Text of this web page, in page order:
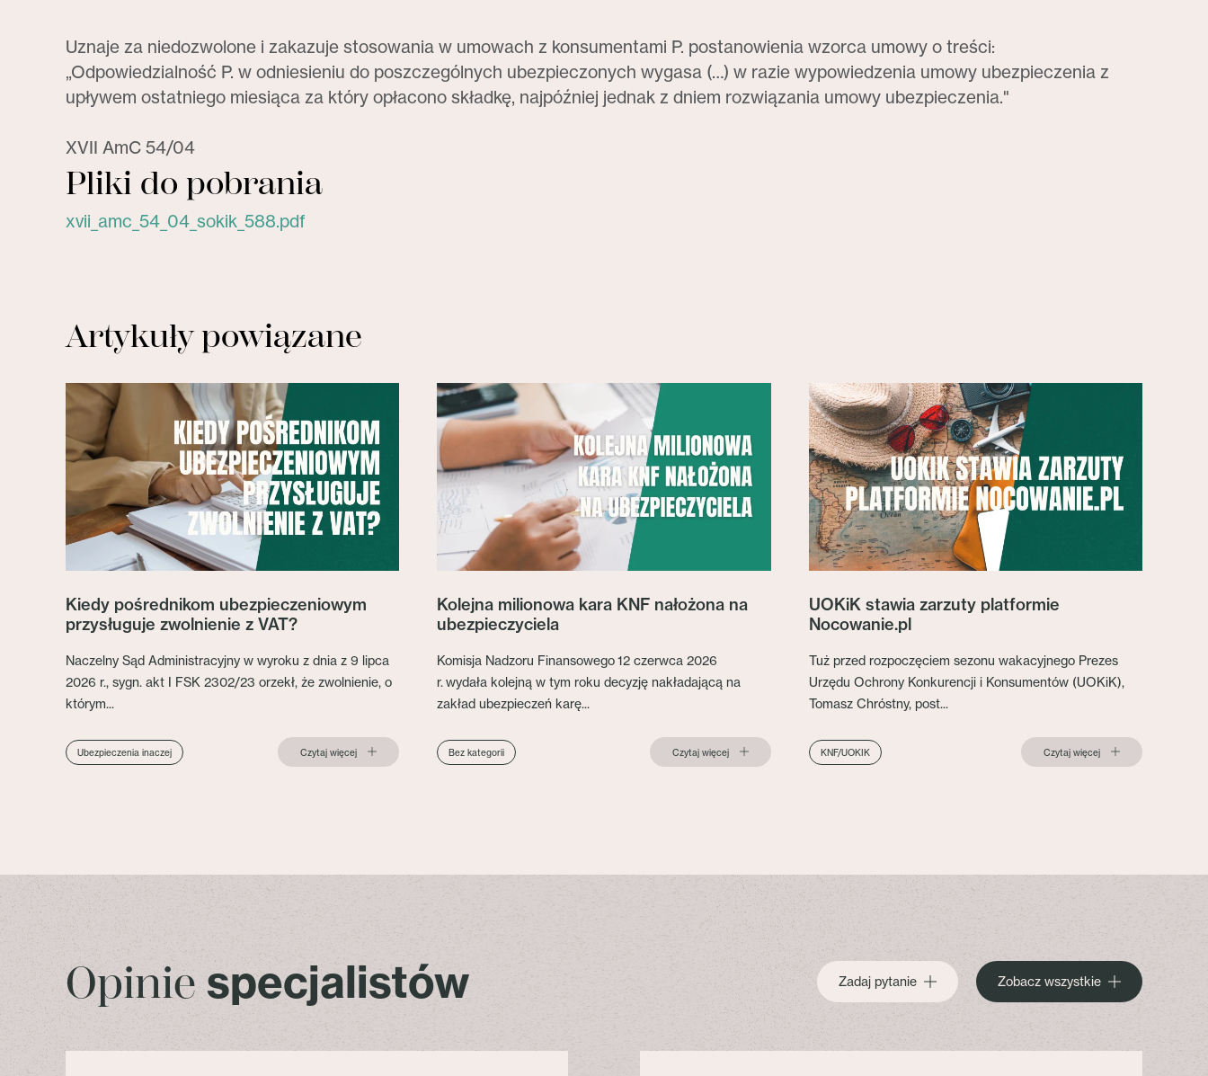
Uznaje za niedozwolone i zakazuje stosowania w umowach z konsumentami P. postanowienia wzorca umowy o treści:
„Odpowiedzialność P. w odniesieniu do poszczególnych ubezpieczonych wygasa (…) w razie wypowiedzenia umowy ubezpieczenia z
upływem ostatniego miesiąca za który opłacono składkę, najpóźniej jednak z dniem rozwiązania umowy ubezpieczenia."
XVII AmC 54/04
Pliki do pobrania
xvii_amc_54_04_sokik_588.pdf
Artykuły powiązane
Kiedy pośrednikom ubezpieczeniowym
przysługuje zwolnienie z VAT?
Naczelny Sąd Administracyjny w wyroku z dnia z 9 lipca
2026 r., sygn. akt I FSK 2302/23 orzekł, że zwolnienie, o
którym...
Ubezpieczenia inaczej Czytaj więcej
Kolejna milionowa kara KNF nałożona na
ubezpieczyciela
Komisja Nadzoru Finansowego 12 czerwca 2026
r. wydała kolejną w tym roku decyzję nakładającą na
zakład ubezpieczeń karę...
Bez kategorii Czytaj więcej
UOKiK stawia zarzuty platformie
Nocowanie.pl
Tuż przed rozpoczęciem sezonu wakacyjnego Prezes
Urzędu Ochrony Konkurencji i Konsumentów (UOKiK),
Tomasz Chróstny, post...
KNF/UOKIK Czytaj więcej
Opinie specjalistów Zadaj pytanie Zobacz wszystkie